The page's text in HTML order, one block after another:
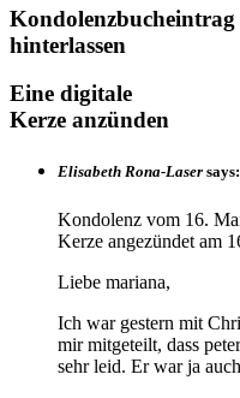
Kondolenzbucheintrag
hinterlassen
Eine digitale
Kerze anzünden
Elisabeth Rona-Laser says:
Kondolenz vom 16.
Kerze angezündet am
Liebe mariana,
Ich war gestern mit
mir mitgeteilt, dass
sehr leid. Er war ja